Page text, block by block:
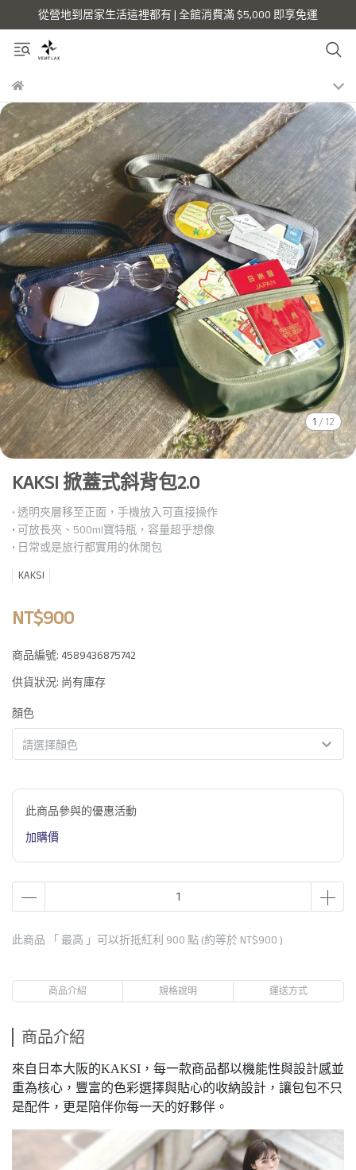
從營地到居家生活這裡都有 | 全館消費滿 $5,000 即享免運
1 / 12
KAKSI 掀蓋式斜背包2.0
• 透明夾層移至正面，手機放入可直接操作
• 可放長夾、500ml寶特瓶，容量超乎想像
• 日常或是旅行都實用的休閒包
KAKSI
NT$900
商品編號: 4589436875742
供貨狀況: 尚有庫存
顏色
請選擇顏色
此商品參與的優惠活動
加購價
此商品 「 最高 」可以折抵紅利 900 點 (約等於 NT$900 )
商品介紹 規格說明 運送方式
商品介紹
來自日本大阪的KAKSI，每一款商品都以機能性與設計感並
重為核心，豐富的色彩選擇與貼心的收納設計，讓包包不只
是配件，更是陪伴你每一天的好夥伴。